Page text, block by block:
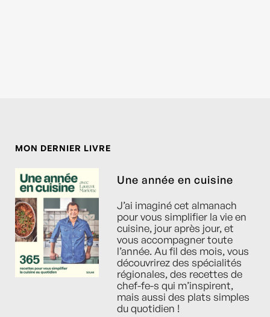
MON DERNIER LIVRE
Une année en cuisine
J’ai imaginé cet almanach
pour vous simplifier la vie en
cuisine, jour après jour, et
vous accompagner toute
l’année. Au fil des mois, vous
découvrirez des spécialités
régionales, des recettes de
chef-fe-s qui m’inspirent,
mais aussi des plats simples
du quotidien !